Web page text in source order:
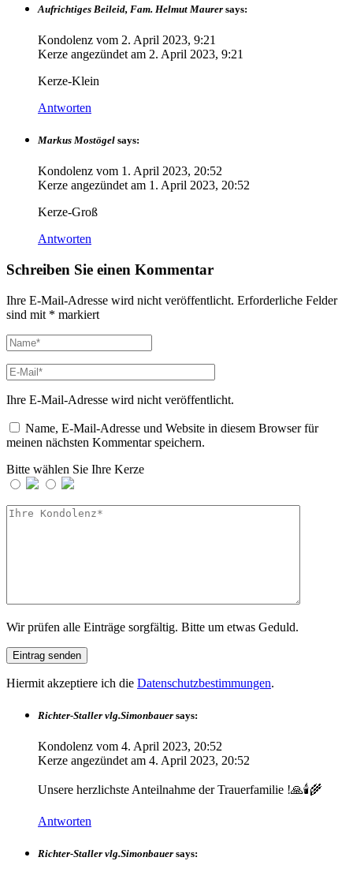
Aufrichtiges Beileid, Fam. Helmut Maurer says:
Kondolenz vom 2. April 2023, 9:21
Kerze angezündet am 2. April 2023, 9:21
Kerze-Klein
Antworten
Markus Mostögel says:
Kondolenz vom 1. April 2023, 20:52
Kerze angezündet am 1. April 2023, 20:52
Kerze-Groß
Antworten
Schreiben Sie einen Kommentar
Ihre E-Mail-Adresse wird nicht veröffentlicht. Erforderliche Felder
sind mit * markiert
Ihre E-Mail-Adresse wird nicht veröffentlicht.
Name, E-Mail-Adresse und Website in diesem Browser für
meinen nächsten Kommentar speichern.
Bitte wählen Sie Ihre Kerze
Wir prüfen alle Einträge sorgfältig. Bitte um etwas Geduld.
Hiermit akzeptiere ich die Datenschutzbestimmungen.
Richter-Staller vlg.Simonbauer says:
Kondolenz vom 4. April 2023, 20:52
Kerze angezündet am 4. April 2023, 20:52
Unsere herzlichste Anteilnahme der Trauerfamilie !🙏🕯🌾
Antworten
Richter-Staller vlg.Simonbauer says: